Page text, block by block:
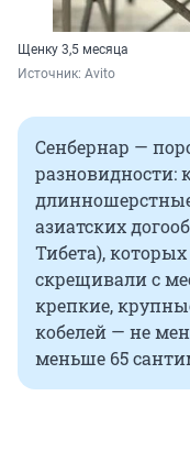
Щенку 3,5 месяца
Источник: Avito
Сенбернар —
разновидности:
азиатских
Тибета),
скрещивали с
крепкие,
кобелей — не
меньше 65